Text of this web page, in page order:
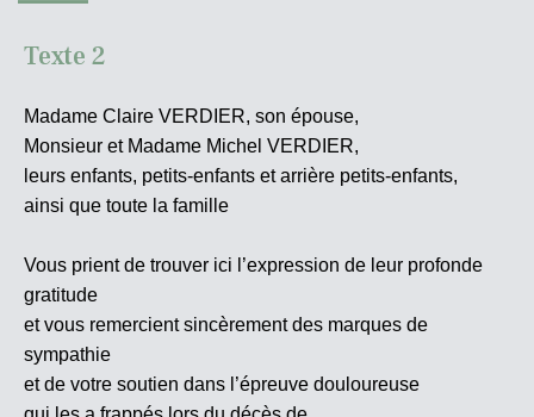
Texte 2
Madame Claire VERDIER, son épouse,
Monsieur et Madame Michel VERDIER,
leurs enfants, petits-enfants et arrière petits-enfants,
ainsi que toute la famille
Vous prient de trouver ici l’expression de leur profonde
gratitude
et vous remercient sincèrement des marques de
sympathie
et de votre soutien dans l’épreuve douloureuse